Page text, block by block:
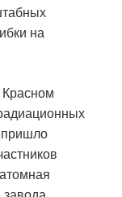
на
Красном
пришло